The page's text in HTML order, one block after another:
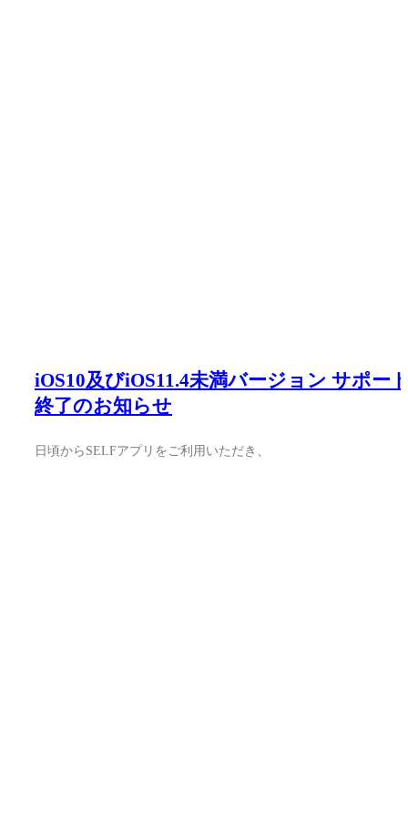
iOS10及びiOS11.4未満バージョン サポー
終了のお知らせ
日頃からSELFアプリをご利用いただき、